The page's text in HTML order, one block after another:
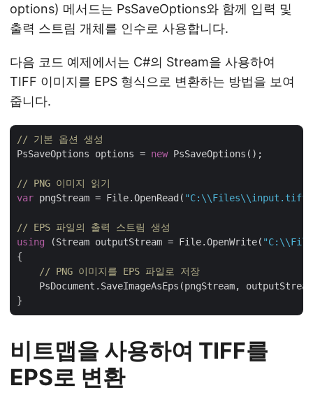
options) 메서드는 PsSaveOptions와 함께 입력 및
출력 스트림 개체를 인수로 사용합니다.
다음 코드 예제에서는 C#의 Stream을 사용하여
TIFF 이미지를 EPS 형식으로 변환하는 방법을 보여
줍니다.
// 기본 옵션 생성
PsSaveOptions options = new PsSaveOptions();
// PNG 이미지 읽기
var pngStream = File.OpenRead( "C:\\Files\\input.tiff"
// EPS 파일의 출력 스트림 생성
using (Stream outputStream = File.OpenWrite(
{
// PNG 이미지를 EPS 파일로 저장
PsDocument.SaveImageAsEps(pngStream,
비트맵을 사용하여 TIFF를
EPS로 변환